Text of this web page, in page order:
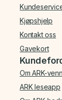
Kjøpshjelp
Kontakt oss
Gavekort
Om ARK-venn
ARK leseapp